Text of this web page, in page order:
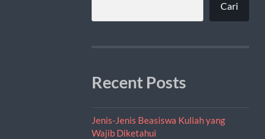
Cari
Recent Posts
Jenis-Jenis Beasiswa Kuliah yang
Wajib Diketahui